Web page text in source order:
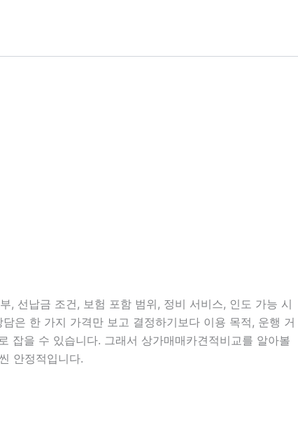
, 선납금 조건, 보험 포함 범위, 정비 서비스, 인도 가능 시
은 한 가지 가격만 보고 결정하기보다 이용 목적, 운행 거
잡을 수 있습니다. 그래서 상가매매카견적비교를 알아볼
안정적입니다.